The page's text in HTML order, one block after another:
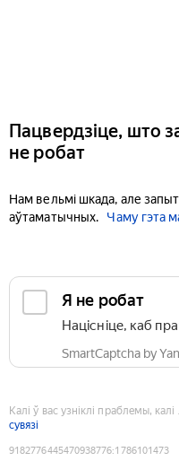
Пацвердзіце, што
не робат
Нам вельмі шкада, але
аўтаматычных.
Чаму гэта
Я не робат
Націсніце, каб
SmartCaptcha by
Калі ў вас узніклі праблемы,
сувязі
9182776445470938776:1786101473